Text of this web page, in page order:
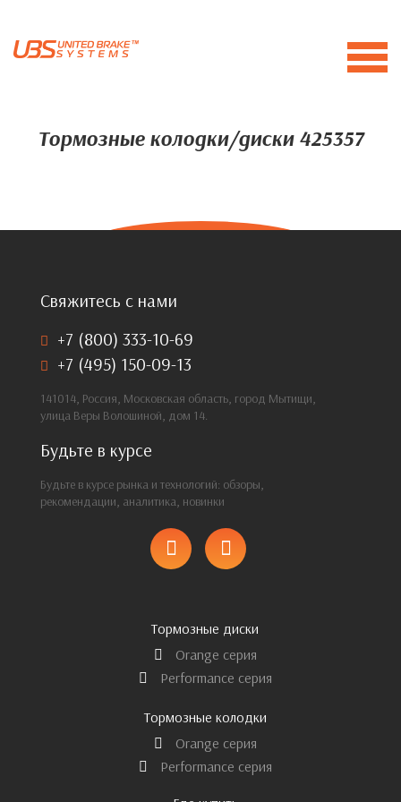
Тормозные колодки/диски 425357
Свяжитесь с нами
+7 (800) 333-10-69
+7 (495) 150-09-13
141014, Россия, Московская область, город Мытищи,
улица Веры Волошиной, дом 14.
Будьте в курсе
Будьте в курсе рынка и технологий: обзоры,
рекомендации, аналитика, новинки
Тормозные диски
Orange серия
Performance серия
Тормозные колодки
Orange серия
Performance серия